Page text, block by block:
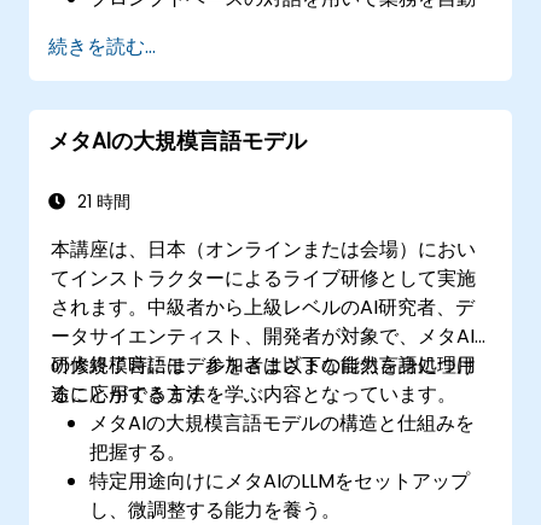
メール作成やレポート要約、契約書検討など
実際のビジネスシーンにおいてAIツールを活
用する手法を身につける。
LLM導入に伴う戦略的利点・制限事項および
うになる。
続きを読む...
メタAIの大規模言語モデル
21 時間
本講座は、日本（オンラインまたは会場）におい
てインストラクターによるライブ研修として実施
されます。中級者から上級レベルのAI研究者、デ
ータサイエンティスト、開発者が対象で、メタAI
の大規模言語モデルをさまざまな自然言語処理用
途に応用する方法を学ぶ内容となっています。
研修終了時には、参加者は以下の能力を身につけ
ることができます：
メタAIの大規模言語モデルの構造と仕組みを
把握する。
特定用途向けにメタAIのLLMをセットアップ
し、微調整する能力を養う。